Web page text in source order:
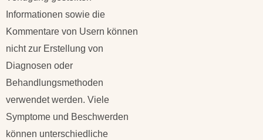
Informationen sowie die
Kommentare von Usern können
nicht zur Erstellung von
Diagnosen oder
Behandlungsmethoden
verwendet werden. Viele
Symptome und Beschwerden
können unterschiedliche